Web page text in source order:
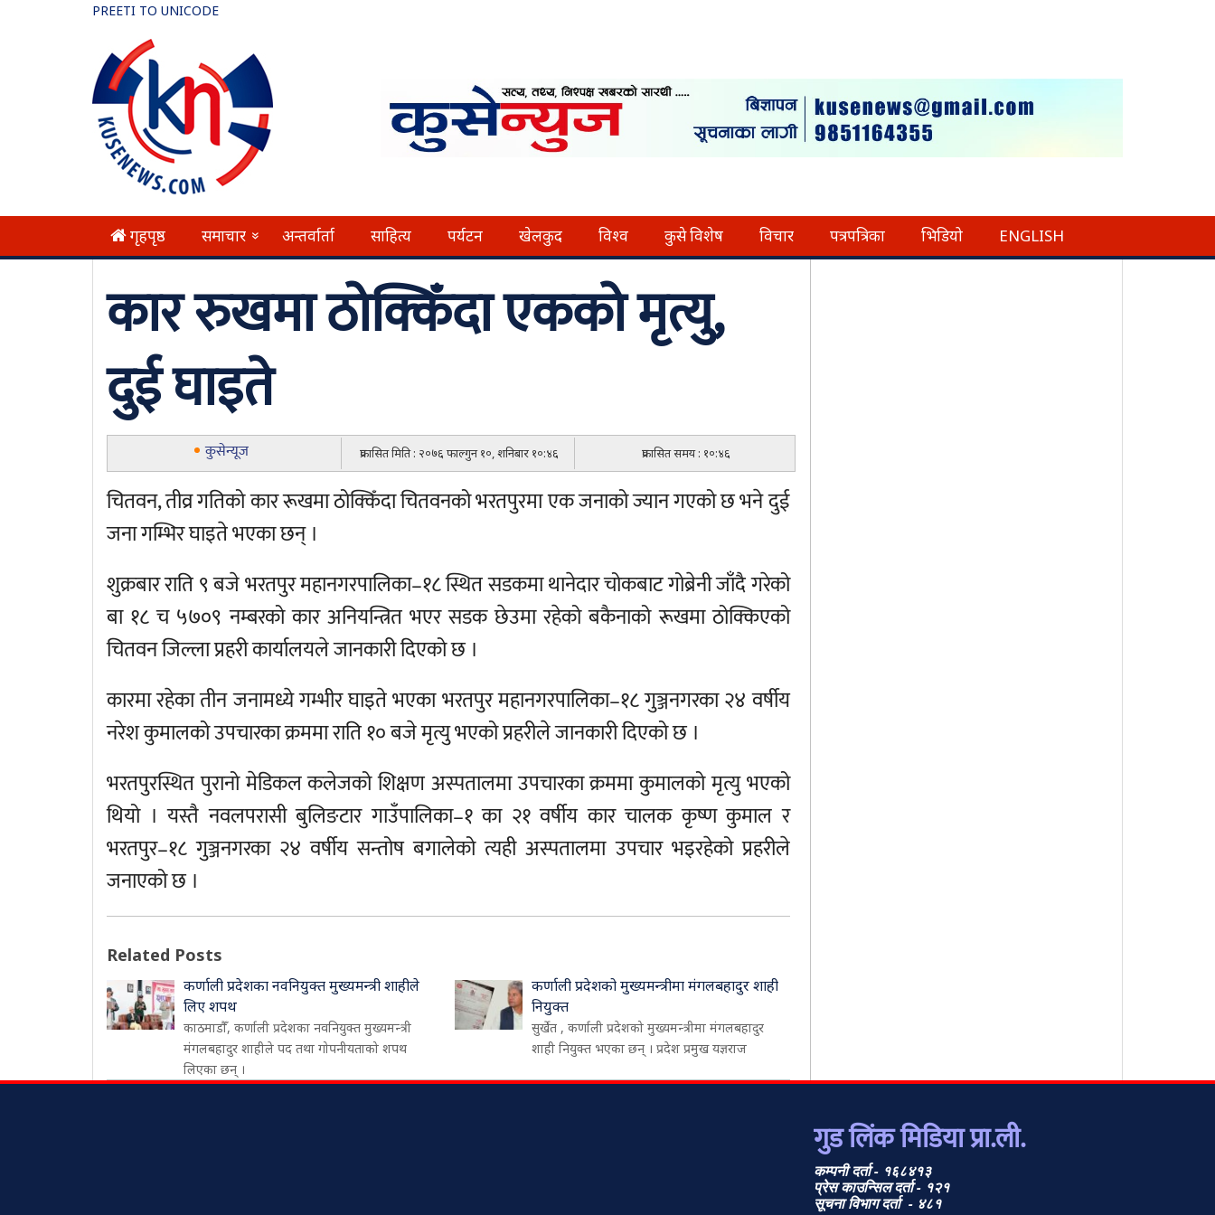
PREETI TO UNICODE
गृहपृष्ठ समाचार » अन्तर्वार्ता साहित्य पर्यटन खेलकुद विश्व कुसे विशेष विचार पत्रपत्रिका भिडियो ENGLISH
कार रुखमा ठोक्किँदा एकको मृत्यु,
दुई घाइते
कुसेन्यूज प्रकासित मिति : २०७६ फाल्गुन १०, शनिबार १०:४६ प्रकासित समय : १०:४६
चितवन, तीव्र गतिको कार रूखमा ठोक्किँदा चितवनको भरतपुरमा एक जनाको ज्यान गएको छ भने दुई
जना गम्भिर घाइते भएका छन् ।
शुक्रबार राति ९ बजे भरतपुर महानगरपालिका–१८ स्थित सडकमा थानेदार चोकबाट गोब्रेनी जाँदै गरेको
बा १८ च ५७०९ नम्बरको कार अनियन्त्रित भएर सडक छेउमा रहेको बकैनाको रूखमा ठोक्किएको
चितवन जिल्ला प्रहरी कार्यालयले जानकारी दिएको छ ।
कारमा रहेका तीन जनामध्ये गम्भीर घाइते भएका भरतपुर महानगरपालिका–१८ गुञ्जनगरका २४ वर्षीय
नरेश कुमालको उपचारका क्रममा राति १० बजे मृत्यु भएको प्रहरीले जानकारी दिएको छ ।
भरतपुरस्थित पुरानो मेडिकल कलेजको शिक्षण अस्पतालमा उपचारका क्रममा कुमालको मृत्यु भएको
थियो । यस्तै नवलपरासी बुलिङटार गाउँपालिका–१ का २१ वर्षीय कार चालक कृष्ण कुमाल र
भरतपुर–१८ गुञ्जनगरका २४ वर्षीय सन्तोष बगालेको त्यही अस्पतालमा उपचार भइरहेको प्रहरीले
जनाएको छ ।
Related Posts
कर्णाली प्रदेशका नवनियुक्त मुख्यमन्त्री शाहीले
लिए शपथ
काठमाडौँ, कर्णाली प्रदेशका नवनियुक्त मुख्यमन्त्री
मंगलबहादुर शाहीले पद तथा गोपनीयताको शपथ
लिएका छन् ।
कर्णाली प्रदेशको मुख्यमन्त्रीमा मंगलबहादुर शाही
नियुक्त
सुर्खेत , कर्णाली प्रदेशको मुख्यमन्त्रीमा मंगलबहादुर
शाही नियुक्त भएका छन् । प्रदेश प्रमुख यज्ञराज
गुड लिंक मिडिया प्रा.ली.
कम्पनी दर्ता - १६८४१३
प्रेस काउन्सिल दर्ता - १२१
सूचना विभाग दर्ता - ४८१